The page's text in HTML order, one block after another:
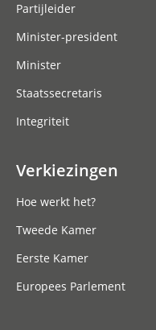
Partijleider
Minister-president
Minister
Staatssecretaris
Integriteit
Verkiezingen
Hoe werkt het?
Tweede Kamer
Eerste Kamer
Europees Parlement